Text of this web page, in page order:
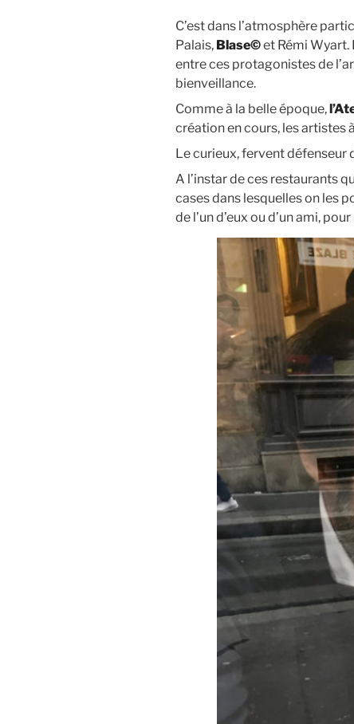
C’est dans l’atmosphère
Palais, Blase©et Rémi Wyart.
entre ces protagonistes de
bienveillance.
Comme à la belle époque,
création en cours, les artistes
Le curieux, fervent défenseur
A l’instar de ces restaurants
cases dans lesquelles on les
de l’un d’eux ou d’un ami,